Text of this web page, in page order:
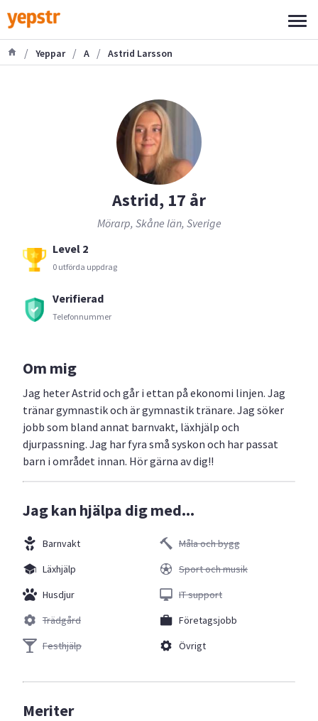
/ Yeppar / A / Astrid Larsson
Astrid, 17 år
Mörarp, Skåne län, Sverige
Level 2
0 utförda uppdrag
Verifierad
Telefonnummer
Om mig
Jag heter Astrid och går i ettan på ekonomi linjen. Jag
tränar gymnastik och är gymnastik tränare. Jag söker
jobb som bland annat barnvakt, läxhjälp och
djurpassning. Jag har fyra små syskon och har passat
barn i området innan. Hör gärna av dig!!
Jag kan hjälpa dig med...
Barnvakt
Läxhjälp
Husdjur
Trädgård
Festhjälp
Måla och bygg
Sport och musik
IT support
Företagsjobb
Övrigt
Meriter